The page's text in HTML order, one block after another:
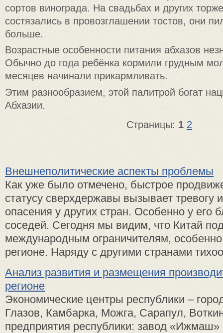
сортов винограда. На свадьбах и других
состязались в провозглашении тостов, они
больше.
Возрастные особенности питания абхазов
Обычно до года ребёнка кормили грудным
месяцев начинали прикармливать.
Этим разнообразием, этой палитрой богат
Абхазии.
Страницы: 1 2
Внешнеполитические аспекты проблемы
Как уже было отмечено, быстрое
статусу сверхдержавы вызывает тревогу
опасения у других стран. Особенно у его
соседей. Сегодня мы видим, что Китай
международным ограничителям,
регионе. Наряду с другими странами
Анализ развития и размещения
регионе
Экономические центры республики –
Глазов, Камбарка, Можга, Сарапул,
предприятия республики: завод «Ижмаш»